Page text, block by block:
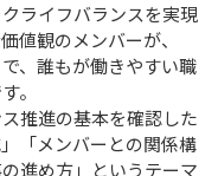
ライフバランスを実現
値観のメンバーが、
、誰もが働きやすい職
。
推進の基本を確認した
「メンバーとの関係構
進め方」というテーマ